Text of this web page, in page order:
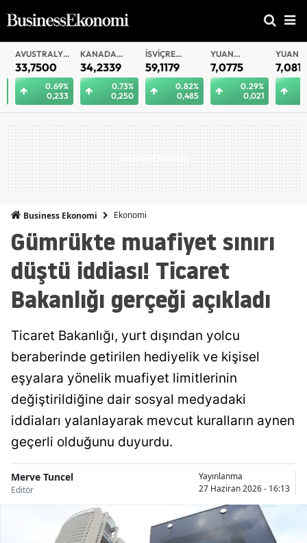
AVUSTRALYA
DOLARI
33,7500
0.69%
0,233
KANADA
DOLARI
34,2339
0.73%
0,250
İSVIÇRE
FRANKI
59,1179
0.82%
0,485
YUAN
OFFSHORE
7,0775
0.29%
0,021
YUAN
7,0812
Business Ekonomi Ekonomi
Gümrükte muafiyet sınırı
düştü iddiası! Ticaret
Bakanlığı gerçeği açıkladı
Ticaret Bakanlığı, yurt dışından yolcu
beraberinde getirilen hediyelik ve kişisel
eşyalara yönelik muafiyet limitlerinin
değiştirildiğine dair sosyal medyadaki
iddiaları yalanlayarak mevcut kuralların aynen
geçerli olduğunu duyurdu.
Merve Tuncel
Editör
Yayınlanma
27 Haziran 2026 - 16:13